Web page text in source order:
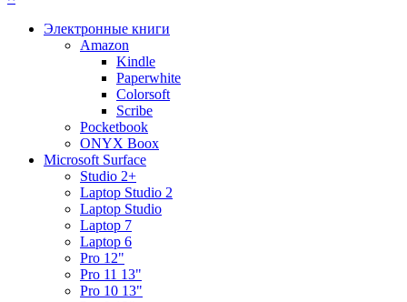
Электронные книги
Amazon
Kindle
Paperwhite
Colorsoft
Scribe
Pocketbook
ONYX Boox
Microsoft Surface
Studio 2+
Laptop Studio 2
Laptop Studio
Laptop 7
Laptop 6
Pro 12"
Pro 11 13"
Pro 10 13"